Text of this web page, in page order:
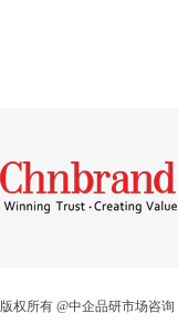
版权所有 @中企品研市场咨